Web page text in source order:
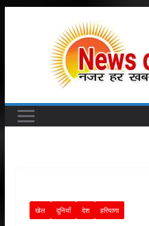
खेल दुनियाँ देश हरियाणा